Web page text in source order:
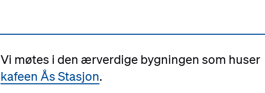
Vi møtes i den ærverdige bygningen som huser
kafeen Ås Stasjon.